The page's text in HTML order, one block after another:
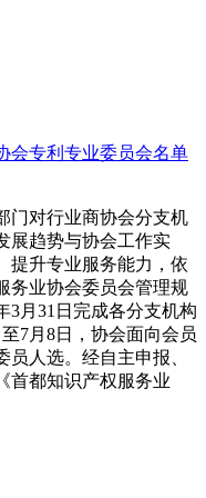
会专利专业委员会名单
门对行业商协会分支机
展趋势与协会工作实
提升专业服务能力，依
务业协会委员会管理规
3月31日完成各分支机构
7月8日，协会面向会员
人选。经自主申报、
首都知识产权服务业